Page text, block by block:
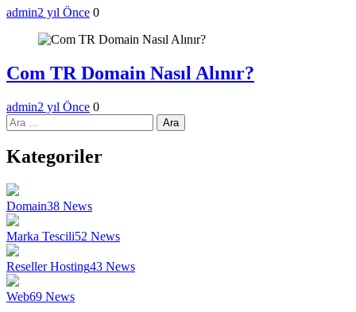
admin2 yıl Önce 0
Com TR Domain Nasıl Alınır?
admin2 yıl Önce 0
Arama:
Kategoriler
Domain38 News
Marka Tescili52 News
Reseller Hosting43 News
Web69 News